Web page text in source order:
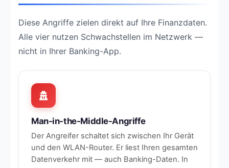
Diese Angriffe zielen direkt auf Ihre Finanzdaten.
Alle vier nutzen Schwachstellen im Netzwerk —
nicht in Ihrer Banking-App.
Man-in-the-Middle-Angriffe
Der Angreifer schaltet sich zwischen Ihr Gerät
und den WLAN-Router. Er liest Ihren gesamten
Datenverkehr mit — auch Banking-Daten. In